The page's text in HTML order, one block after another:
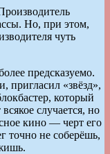
Но, при этом,
чуть
предсказуемо.
пригласил «звёзд»,
который
случается, но
кино — черт его
точно не соберёшь,